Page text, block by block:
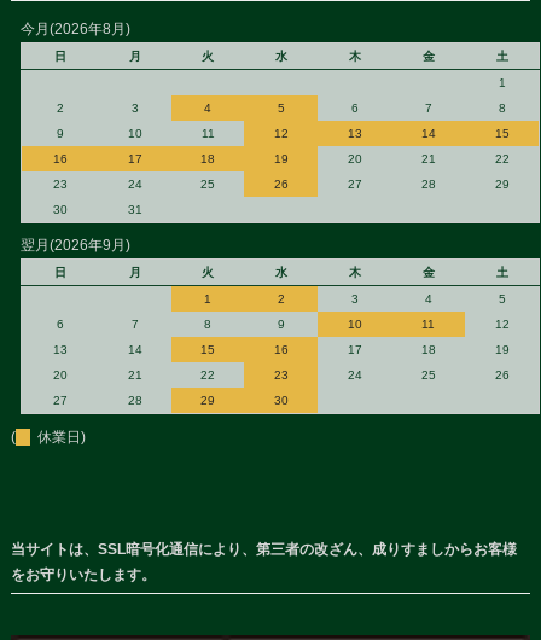
今月(2026年8月)
日 月 火 水 木 金
土
1
2
3 4 5 6 7
8
9
10 11 12 13 14
15
16
17 18 19 20 21
22
23
24 25 26 27 28
29
30
31
翌月(2026年9月)
日 月 火 水 木 金
土
1
2 3 4
5
6
7 8 9 10 11
12
13
14 15 16 17 18
19
20
21 22 23 24 25
26
27
28 29 30
( 休業日)
当サイトは、SSL暗号化通信により、第三者の改ざん、成りすましからお客様
をお守りいたします。